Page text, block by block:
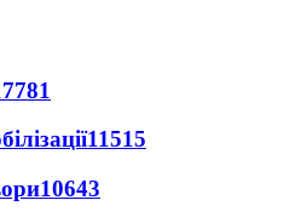
11515
10643